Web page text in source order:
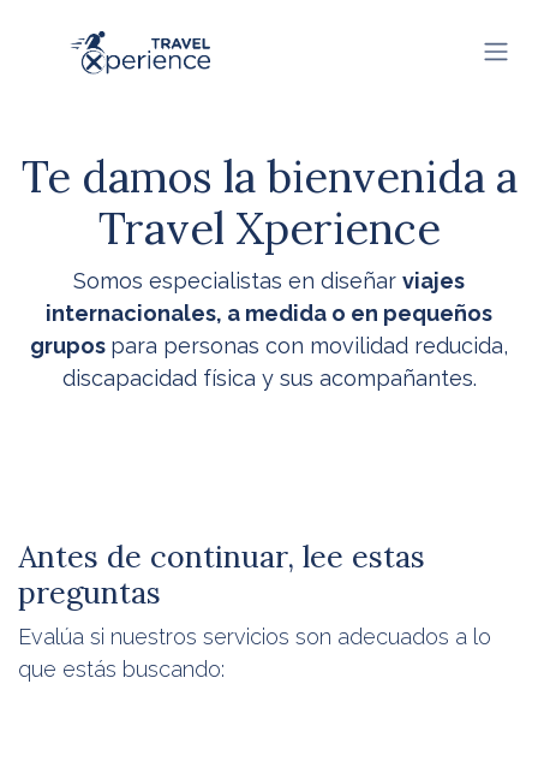
Te damos la bienvenida a
Travel Xperience
Somos especialistas en diseñar viajes
internacionales, a medida o en pequeños
grupos para personas con movilidad reducida,
discapacidad física y sus acompañantes.
Antes de continuar, lee estas
preguntas
Evalúa si nuestros servicios son adecuados a lo
que estás buscando: